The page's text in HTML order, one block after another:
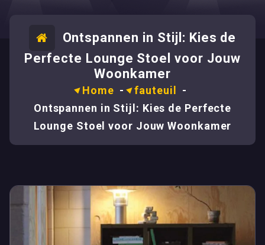
Ontspannen in Stijl: Kies de
Perfecte Lounge Stoel voor Jouw
Woonkamer
Home - fauteuil -
Ontspannen in Stijl: Kies de Perfecte
Lounge Stoel voor Jouw Woonkamer